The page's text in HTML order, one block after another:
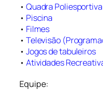
• Quadra Poliesportiva
• Piscina
• Filmes
• Televisão
• Jogos de tabuleiros
• Atividades
Equipe: